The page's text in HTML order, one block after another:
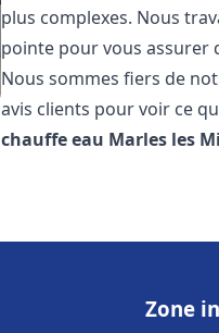
plus complexes. Nous
pointe pour vous assurer
Nous sommes fiers de
avis clients pour voir ce
chauffe eau Marles les
Zone